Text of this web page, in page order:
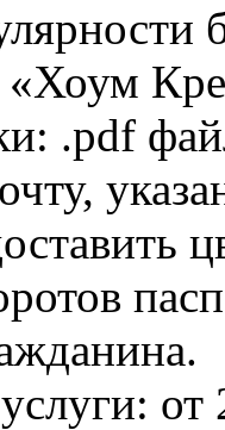
.pdf
от